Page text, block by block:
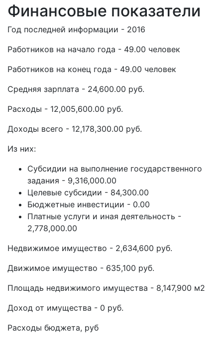
Финансовые показатели
Год последней информации - 2016
Работников на начало года - 49.00 человек
Работников на конец года - 49.00 человек
Средняя зарплата - 24,600.00 руб.
Расходы - 12,005,600.00 руб.
Доходы всего - 12,178,300.00 руб.
Из них:
Субсидии на выполнение государственного
задания - 9,316,000.00
Целевые субсидии - 84,300.00
Бюджетные инвестиции - 0.00
Платные услуги и иная деятельность -
2,778,000.00
Недвижимое имущество - 2,634,600 руб.
Движимое имущество - 635,100 руб.
Площадь недвижимого имущества - 8,147,900 м2
Доход от имущества - 0 руб.
Расходы бюджета, руб